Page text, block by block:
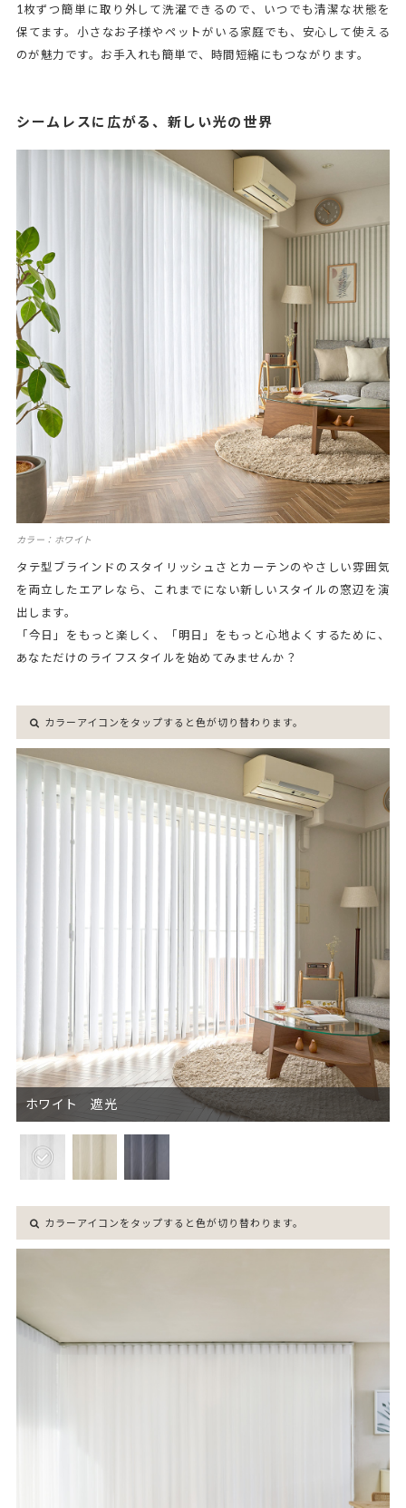
1枚ずつ簡単に取り外して洗濯できるので、いつでも清潔な状態を
保てます。小さなお子様やペットがいる家庭でも、安心して使える
のが魅力です。お手入れも簡単で、時間短縮にもつながります。
シームレスに広がる、新しい光の世界
カラー：ホワイト
タテ型ブラインドのスタイリッシュさとカーテンのやさしい雰囲気
を両立したエアレなら、これまでにない新しいスタイルの窓辺を演
出します。
「今日」をもっと楽しく、「明日」をもっと心地よくするために、
あなただけのライフスタイルを始めてみませんか？
カラーアイコンをタップすると色が切り替わります。
ホワイト 遮光
カラーアイコンをタップすると色が切り替わります。